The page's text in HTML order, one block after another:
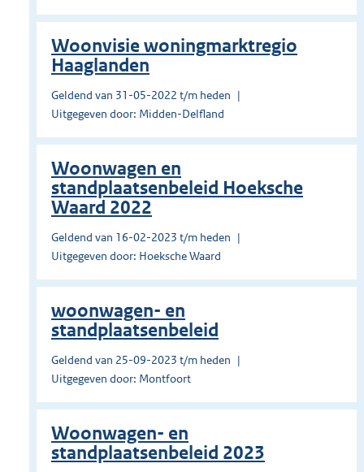
Woonvisie woningmarktregio
Haaglanden
Geldend van 31-05-2022 t/m heden
Uitgegeven door: Midden-Delfland
Woonwagen en
standplaatsenbeleid Hoeksche
Waard 2022
Geldend van 16-02-2023 t/m heden
Uitgegeven door: Hoeksche Waard
woonwagen- en
standplaatsenbeleid
Geldend van 25-09-2023 t/m heden
Uitgegeven door: Montfoort
Woonwagen- en
standplaatsenbeleid 2023